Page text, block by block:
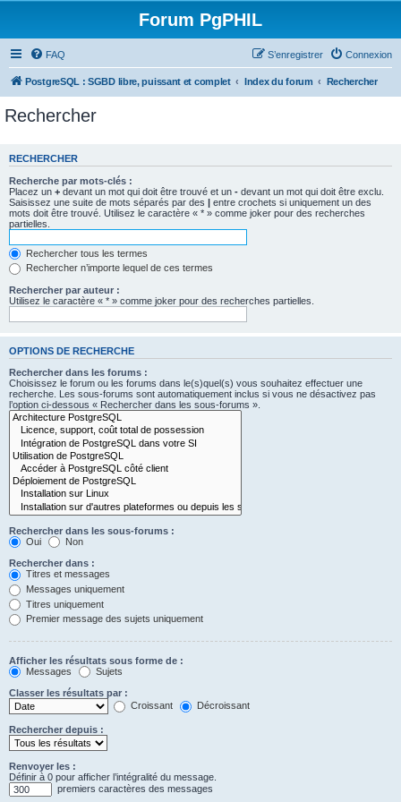
Forum PgPHIL
FAQ Connexion
S’enregistrer
PostgreSQL : SGBD libre, puissant et complet Index du forum Rechercher
Rechercher
RECHERCHER
Recherche par mots-clés :
Placez un + devant un mot qui doit être trouvé et un - devant un mot qui doit être exclu.
Saisissez une suite de mots séparés par des | entre crochets si uniquement un des
mots doit être trouvé. Utilisez le caractère « * » comme joker pour des recherches
partielles.
Rechercher tous les termes
Rechercher n’importe lequel de ces termes
Rechercher par auteur :
Utilisez le caractère « * » comme joker pour des recherches partielles.
OPTIONS DE RECHERCHE
Rechercher dans les forums :
Choisissez le forum ou les forums dans le(s)quel(s) vous souhaitez effectuer une
recherche. Les sous-forums sont automatiquement inclus si vous ne désactivez pas
l’option ci-dessous « Rechercher dans les sous-forums ».
Rechercher dans les sous-forums :
Oui
Non
Rechercher dans :
Titres et messages
Messages uniquement
Titres uniquement
Premier message des sujets uniquement
Afficher les résultats sous forme de :
Messages
Sujets
Classer les résultats par :
Croissant
Décroissant
Rechercher depuis :
Renvoyer les :
Définir à 0 pour afficher l’intégralité du message.
premiers caractères des messages